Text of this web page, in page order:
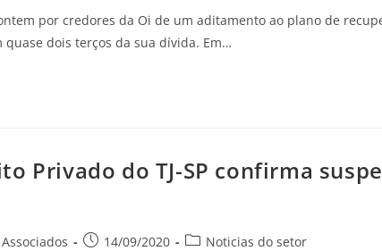
por credores da Oi de um aditamento ao plano de
dois terços da sua dívida. Em…
Privado do TJ-SP confirma
14/09/2020 Noticias do setor